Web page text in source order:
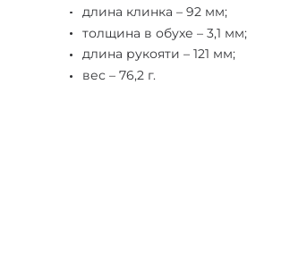
длина клинка – 92 мм;
толщина в обухе – 3,1 мм;
длина рукояти – 121 мм;
вес – 76,2 г.